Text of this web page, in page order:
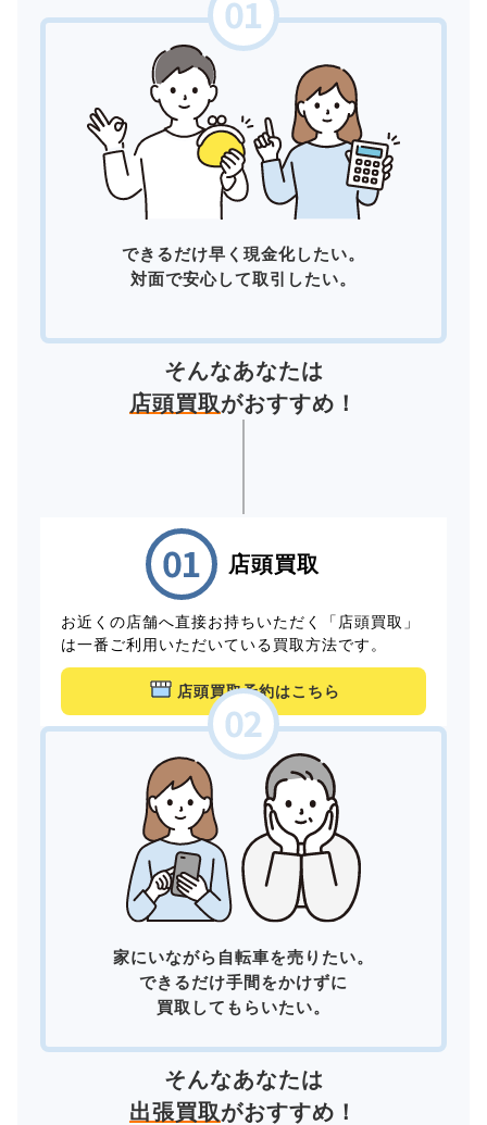
できるだけ早く現金化したい。
対面で安心して取引したい。
そんなあなたは
店頭買取がおすすめ！
店頭買取
お近くの店舗へ直接お持ちいただく「店頭買取」
は一番ご利用いただいている買取方法です。
店頭買取予約はこちら
家にいながら自転車を売りたい。
できるだけ手間をかけずに
買取してもらいたい。
そんなあなたは
出張買取がおすすめ！